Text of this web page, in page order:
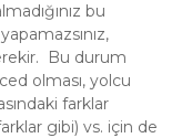
bu
Bu durum
olması, yolcu
farklar
gibi) vs. için de